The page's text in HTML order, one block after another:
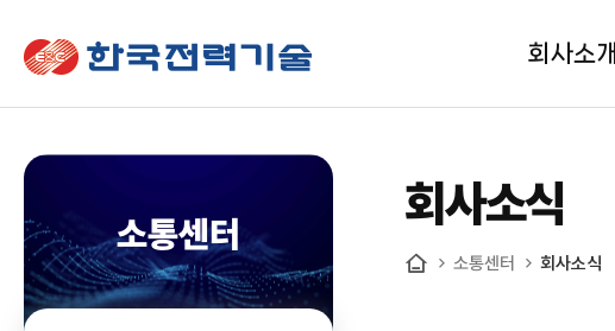
한국전력기술
회사소개
소통센터
회사소식
소통센터 회사소식